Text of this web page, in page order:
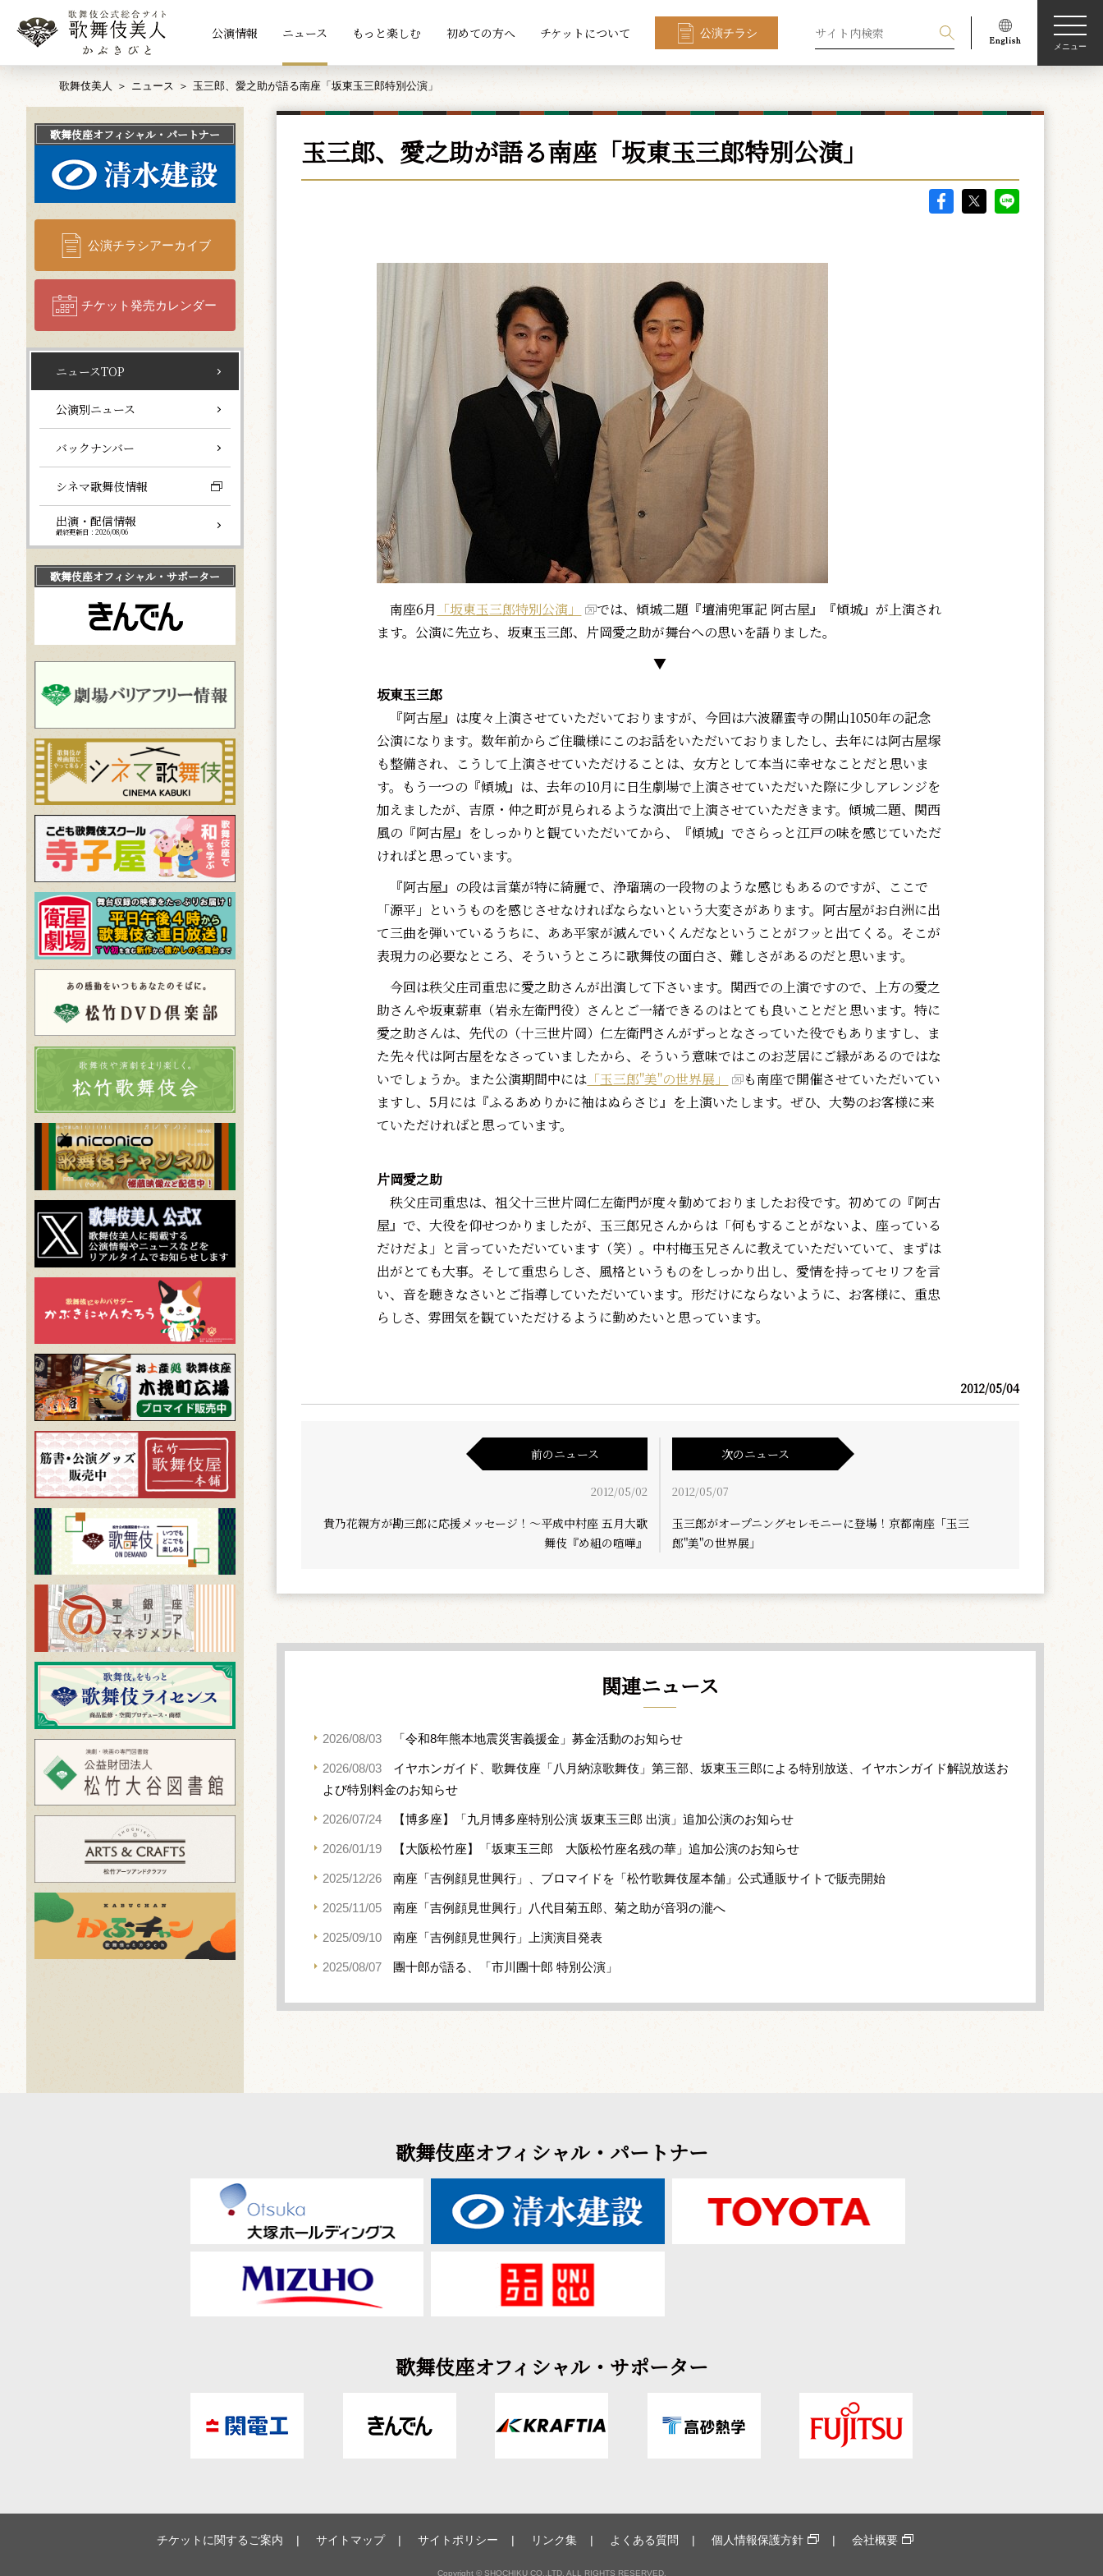
公演情報 ニュース もっと楽しむ 初めての方へ チケットについて 公演チラシ
メニュー
歌舞伎美人 ニュース 玉三郎、愛之助が語る南座「坂東玉三郎特別公演」
玉三郎、愛之助が語る南座「坂東玉三郎特別公演」
南座6月 「坂東玉三郎特別公演」
では、傾城二題『壇浦兜軍記 阿古屋』『傾城』が上演され
ます。公演に先立ち、坂東玉三郎、片岡愛之助が舞台への思いを語りました。
▼
坂東玉三郎
『阿古屋』は度々上演させていただいておりますが、今回は六波羅蜜寺の開山1050年の記念
公演になります。数年前からご住職様にこのお話をいただいておりましたし、去年には阿古屋塚
も整備され、こうして上演させていただけることは、女方として本当に幸せなことだと思いま
す。もう一つの『傾城』は、去年の10月に日生劇場で上演させていただいた際に少しアレンジを
加えましたが、吉原・仲之町が見られるような演出で上演させていただきます。傾城二題、関西
風の『阿古屋』をしっかりと観ていただいてから、『傾城』でさらっと江戸の味を感じていただ
ければと思っています。
『阿古屋』の段は言葉が特に綺麗で、浄瑠璃の一段物のような感じもあるのですが、ここで
「源平」というものを感じさせなければならないという大変さがあります。阿古屋がお白洲に出
て三曲を弾いているうちに、ああ平家が滅んでいくんだなということがフッと出てくる。そこが
表現力の必要なところ、そういうところに歌舞伎の面白さ、難しさがあるのだと思います。
今回は秩父庄司重忠に愛之助さんが出演して下さいます。関西での上演ですので、上方の愛之
助さんや坂東薪車（岩永左衛門役）さんとご一緒できるのはとても良いことだと思います。特に
愛之助さんは、先代の（十三世片岡）仁左衛門さんがずっとなさっていた役でもありますし、ま
た先々代は阿古屋をなさっていましたから、そういう意味ではこのお芝居にご縁があるのではな
いでしょうか。また公演期間中には 「玉三郎"美"の世界展」
も南座で開催させていただいてい
ますし、5月には『ふるあめりかに袖はぬらさじ』を上演いたします。ぜひ、大勢のお客様に来
ていただければと思っています。
片岡愛之助
秩父庄司重忠は、祖父十三世片岡仁左衛門が度々勤めておりましたお役です。初めての『阿古
屋』で、大役を仰せつかりましたが、玉三郎兄さんからは「何もすることがないよ、座っている
だけだよ」と言っていただいています（笑）。中村梅玉兄さんに教えていただいていて、まずは
出がとても大事。そして重忠らしさ、風格というものをしっかり出し、愛情を持ってセリフを言
い、音を聴きなさいとご指導していただいています。形だけにならないように、お客様に、重忠
らしさ、雰囲気を観ていただけるように勤めたいと思っています。
2012/05/04
前のニュース
2012/05/02
貴乃花親方が勘三郎に応援メッセージ！～平成中村座 五月大歌
舞伎『め組の喧嘩』
次のニュース
2012/05/07
玉三郎がオープニングセレモニーに登場！京都南座「玉三
郎"美"の世界展」
関連ニュース
2026/08/03 「令和8年熊本地震災害義援金」募金活動のお知らせ
2026/08/03
イヤホンガイド、歌舞伎座「八月納涼歌舞伎」第三部、坂東玉三郎による特別放送、イヤホンガイド解説放送お
よび特別料金のお知らせ
2026/07/24 【博多座】「九月博多座特別公演 坂東玉三郎 出演」追加公演のお知らせ
2026/01/19 【大阪松竹座】「坂東玉三郎 大阪松竹座名残の華」追加公演のお知らせ
2025/12/26 南座「吉例顔見世興行」、ブロマイドを「松竹歌舞伎屋本舗」公式通販サイトで販売開始
2025/11/05 南座「吉例顔見世興行」八代目菊五郎、菊之助が音羽の瀧へ
2025/09/10 南座「吉例顔見世興行」上演演目発表
2025/08/07 團十郎が語る、「市川團十郎 特別公演」
歌舞伎座オフィシャル・パートナー
公演チラシアーカイブ
チケット発売カレンダー
ニュースTOP
公演別ニュース
バックナンバー
シネマ歌舞伎情報
出演・配信情報
最終更新日：2026/08/06
歌舞伎座オフィシャル・サポーター
歌舞伎座オフィシャル・パートナー
歌舞伎座オフィシャル・サポーター
チケットに関するご案内 サイトマップ サイトポリシー リンク集 よくある質問 個人情報保護方針 会社概要
Copyright © SHOCHIKU CO.,LTD. ALL RIGHTS RESERVED.